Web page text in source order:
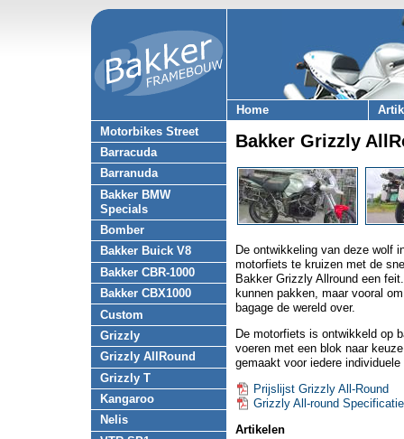
Home
Motorbikes Street
Barracuda
Barranuda
Bakker BMW
Specials
Bomber
Bakker Buick V8
Bakker CBR-1000
Bakker CBX1000
Custom
Grizzly
Grizzly AllRound
Grizzly T
Kangaroo
Nelis
Bakker Grizzly
De ontwikkeling van deze wolf
motorfiets te kruizen met de
Bakker Grizzly Allround een
kunnen pakken, maar vooral
bagage de wereld over.
De motorfiets is ontwikkeld op
voeren met een blok naar
gemaakt voor iedere
Prijslijst Grizzly All-Round
Grizzly All-round
Artikelen